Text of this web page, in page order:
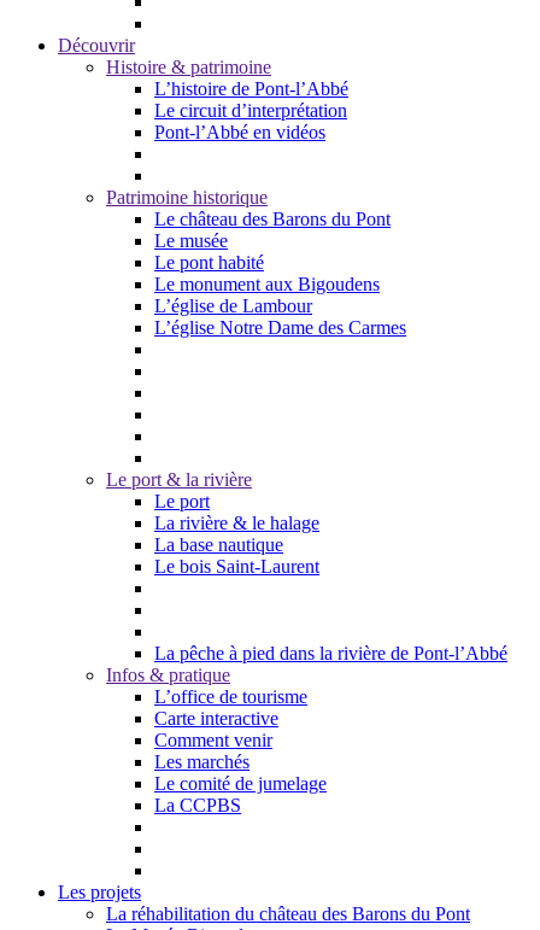
Découvrir
Histoire & patrimoine
L’histoire de Pont-l’Abbé
Le circuit d’interprétation
Pont-l’Abbé en vidéos
Patrimoine historique
Le château des Barons du Pont
Le musée
Le pont habité
Le monument aux Bigoudens
L’église de Lambour
L’église Notre Dame des Carmes
Le port & la rivière
Le port
La rivière & le halage
La base nautique
Le bois Saint-Laurent
La pêche à pied dans la rivière de Pont-l’Abbé
Infos & pratique
L’office de tourisme
Carte interactive
Comment venir
Les marchés
Le comité de jumelage
La CCPBS
Les projets
La réhabilitation du château des Barons du Pont